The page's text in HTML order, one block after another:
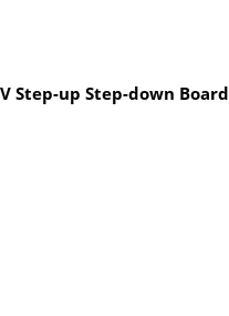
Step-up Step-down Board